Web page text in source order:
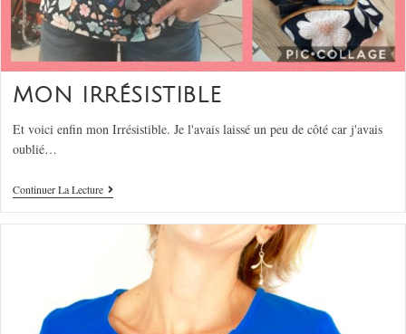
MON IRRÉSISTIBLE
Et voici enfin mon Irrésistible. Je l'avais laissé un peu de côté car j'avais
oublié…
Continuer La Lecture